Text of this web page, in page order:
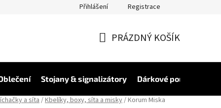
Přihlášení Registrace
KOŠÍK
PRÁZDNÝ KOŠÍK
Stojany & signalizátory Dárkové poukázky
a síta/Kbelíky, boxy, síta a misky/Korum Miska